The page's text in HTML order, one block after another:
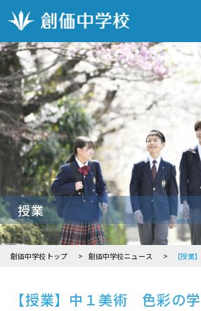
授業
創価中学校トップ 創価中学校ニュース 【授
【授業】中１美術 色彩の